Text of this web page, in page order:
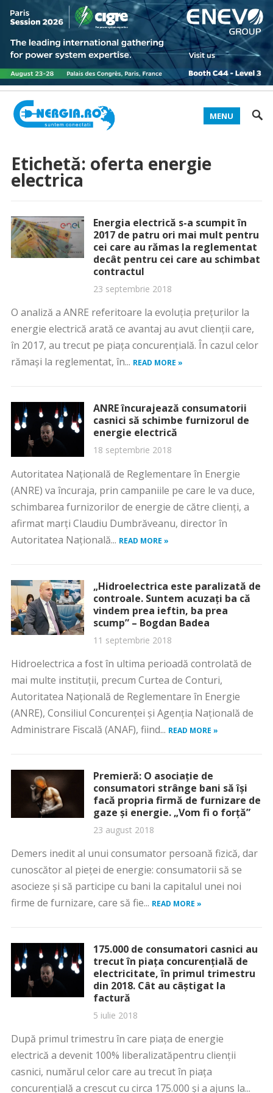
MENU
Etichetă: oferta energie
electrica
Energia electrică s-a scumpit în
2017 de patru ori mai mult pentru
cei care au rămas la reglementat
decât pentru cei care au schimbat
contractul
23 septembrie 2018
O analiză a ANRE referitoare la evoluţia preţurilor la
energie electrică arată ce avantaj au avut clienţii care,
în 2017, au trecut pe piaţa concurenţială. În cazul celor
rămaşi la reglementat, în... READ MORE »
ANRE încurajează consumatorii
casnici să schimbe furnizorul de
energie electrică
18 septembrie 2018
Autoritatea Naţională de Reglementare în Energie
(ANRE) va încuraja, prin campaniile pe care le va duce,
schimbarea furnizorilor de energie de către clienţi, a
afirmat marţi Claudiu Dumbrăveanu, director în
Autoritatea Naţională... READ MORE »
„Hidroelectrica este paralizată de
controale. Suntem acuzaţi ba că
vindem prea ieftin, ba prea
scump” – Bogdan Badea
11 septembrie 2018
Hidroelectrica a fost în ultima perioadă controlată de
mai multe instituţii, precum Curtea de Conturi,
Autoritatea Naţională de Reglementare în Energie
(ANRE), Consiliul Concurenţei şi Agenţia Naţională de
Administrare Fiscală (ANAF), fiind... READ MORE »
Premieră: O asociaţie de
consumatori strânge bani să îşi
facă propria firmă de furnizare de
gaze şi energie. „Vom fi o forţă”
23 august 2018
Demers inedit al unui consumator persoană fizică, dar
cunoscător al pieţei de energie: consumatorii să se
asocieze şi să participe cu bani la capitalul unei noi
firme de furnizare, care să fie... READ MORE »
175.000 de consumatori casnici au
trecut în piaţa concurenţială de
electricitate, în primul trimestru
din 2018. Cât au câştigat la
factură
5 iulie 2018
După primul trimestru în care piaţa de energie
electrică a devenit 100% liberalizatăpentru clienţii
casnici, numărul celor care au trecut în piaţa
concurenţială a crescut cu circa 175.000 şi a ajuns la...